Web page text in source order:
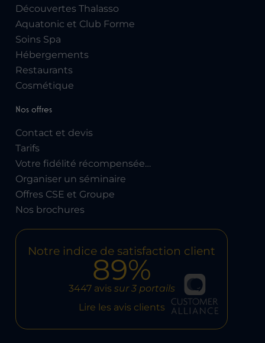
Découvertes Thalasso
Aquatonic et Club Forme
Soins Spa
Hébergements
Restaurants
Cosmétique
Nos offres
Contact et devis
Tarifs
Votre fidélité récompensée…
Organiser un séminaire
Offres CSE et Groupe
Nos brochures
Notre indice de satisfaction client
89%
3447 avis sur 3 portails
Lire les avis clients